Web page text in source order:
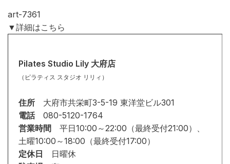
art-7361
▼詳細はこちら
Pilates Studio Lily 大府店
（ピラティス スタジオ リリィ）
住所 大府市共栄町3-5-19 東洋堂ビル301
電話 080-5120-1764
営業時間 平日10:00～22:00（最終受付21:00）、
土曜10:00～18:00（最終受付17:00）
定休日 日曜休